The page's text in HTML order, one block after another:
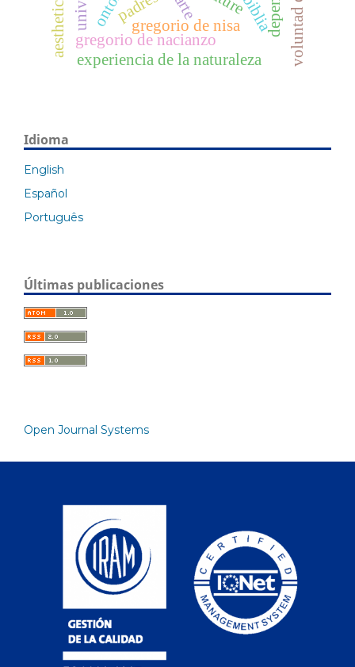
biblia
gregorio de nisa
gregorio de nacianzo
experiencia de la naturaleza
arte
Idioma
English
Español
Português
Últimas publicaciones
Open Journal Systems